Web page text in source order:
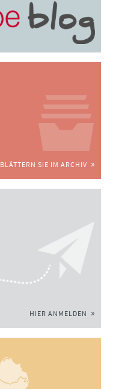
BLÄTTERN SIE IM ARCHIV
HIER ANMELDEN